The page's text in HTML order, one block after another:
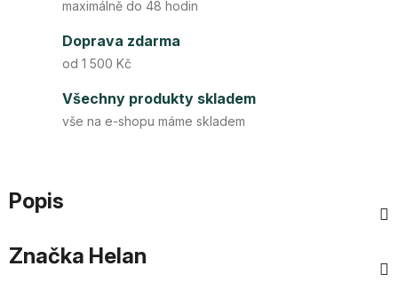
maximálně do 48 hodin
Doprava zdarma
od 1 500 Kč
Všechny produkty skladem
vše na e-shopu máme skladem
Popis
Značka Helan